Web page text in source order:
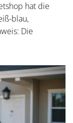
hat die
blau,
Die